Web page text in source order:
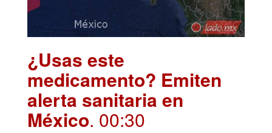
¿Usas este
medicamento? Emiten
alerta sanitaria en
México. 00:30